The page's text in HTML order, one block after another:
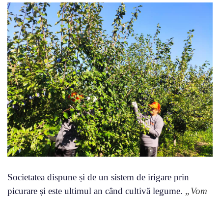
Societatea dispune și de un sistem de irigare prin
picurare și este ultimul an când cultivă legume. „Vom